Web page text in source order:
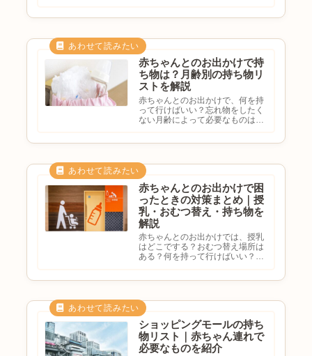
この記事では、授乳室を利用で
き...
赤ちゃんとのお出かけで持
ち物は？月齢別の持ち物リ
ストを解説
赤ちゃんとのお出かけで、何を持
って行けばいい？忘れ物をしたく
ない月齢によって必要なものは違
齢やお出かけ先によって必要な
も...
赤ちゃんとのお出かけで困
ったときの対策まとめ｜授
乳・おむつ替え・持ち物を
解説
赤ちゃんとのお出かけでは、授乳
はどこでする？おむつ替え場所は
ある？何を持って行けばいい？急
と楽になります。この記事で
は、...
ショッピングモールの持ち
物リスト｜赤ちゃん連れで
必要なものを紹介